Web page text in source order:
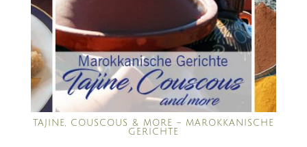
TAJINE, COUSCOUS & MORE – MAROKKANISCHE
GERICHTE